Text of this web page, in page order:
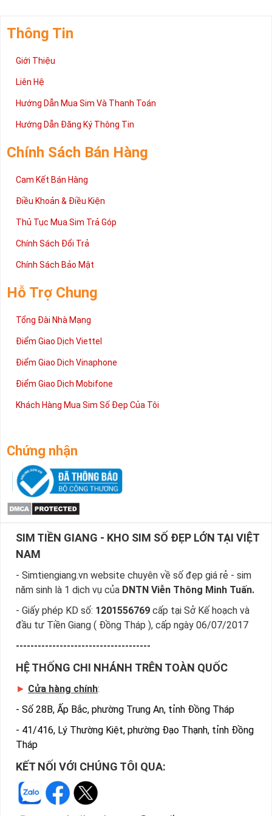
Thông Tin
Giới Thiệu
Liên Hệ
Hướng Dẫn Mua Sim Và Thanh Toán
Hướng Dẫn Đăng Ký Thông Tin
Chính Sách Bán Hàng
Cam Kết Bán Hàng
Điều Khoản & Điều Kiện
Thủ Tục Mua Sim Trả Góp
Chính Sách Đổi Trả
Chính Sách Bảo Mật
Hỗ Trợ Chung
Tổng Đài Nhà Mạng
Điểm Giao Dịch Viettel
Điểm Giao Dịch Vinaphone
Điểm Giao Dịch Mobifone
Khách Hàng Mua Sim Số Đẹp Của Tôi
Chứng nhận
SIM TIỀN GIANG - KHO SIM SỐ ĐẸP LỚN TẠI VIỆT
NAM
- Simtiengiang.vn website chuyên về số đẹp giá rẻ - sim
năm sinh là 1 dịch vụ của DNTN Viễn Thông Minh Tuấn.
- Giấy phép KD số: 1201556769 cấp tại Sở Kế hoạch và
đầu tư Tiền Giang ( Đồng Tháp ), cấp ngày 06/07/2017
-------------------------------------
HỆ THỐNG CHI NHÁNH TRÊN TOÀN QUỐC
► Cửa hàng chính:
- Số 28B, Ấp Bắc, phường Trung An, tỉnh Đồng Tháp
- 41/416, Lý Thường Kiệt, phường Đạo Thạnh, tỉnh Đồng
Tháp
KẾT NỐI VỚI CHÚNG TÔI QUA: